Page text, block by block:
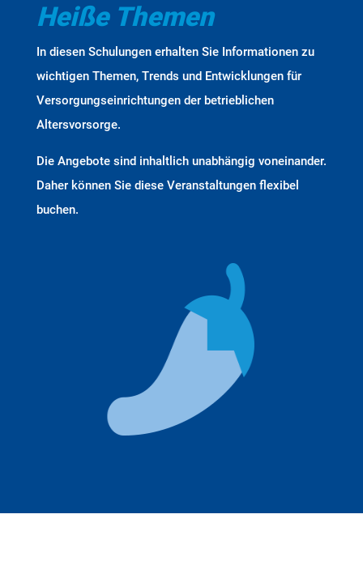
Heiße Themen
In diesen Schulungen erhalten Sie Informationen zu
wichtigen Themen, Trends und Entwicklungen für
Versorgungseinrichtungen der betrieblichen
Altersvorsorge.
Die Angebote sind inhaltlich unabhängig voneinander.
Daher können Sie diese Veranstaltungen flexibel
buchen.